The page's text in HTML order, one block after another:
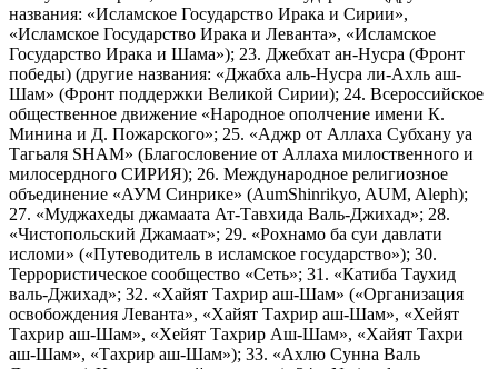
названия: «Исламское Государство Ирака и Сирии»,
«Исламское Государство Ирака и Леванта», «Исламское
Государство Ирака и Шама»); 23. Джебхат ан-Нусра (Фронт
победы) (другие названия: «Джабха аль-Нусра ли-Ахль аш-
Шам» (Фронт поддержки Великой Сирии); 24. Всероссийское
общественное движение «Народное ополчение имени К.
Минина и Д. Пожарского»; 25. «Аджр от Аллаха Субхану уа
Тагьаля SHAM» (Благословение от Аллаха милоственного и
милосердного СИРИЯ); 26. Международное религиозное
объединение «АУМ Синрике» (AumShinrikyo, AUM, Aleph);
27. «Муджахеды джамаата Ат-Тавхида Валь-Джихад»; 28.
«Чистопольский Джамаат»; 29. «Рохнамо ба суи давлати
исломи» («Путеводитель в исламское государство»); 30.
Террористическое сообщество «Сеть»; 31. «Катиба Таухид
валь-Джихад»; 32. «Хайят Тахрир аш-Шам» («Организация
освобождения Леванта», «Хайят Тахрир аш-Шам», «Хейят
Тахрир аш-Шам», «Хейят Тахрир Аш-Шам», «Хайят Тахри
аш-Шам», «Тахрир аш-Шам»); 33. «Ахлю Сунна Валь